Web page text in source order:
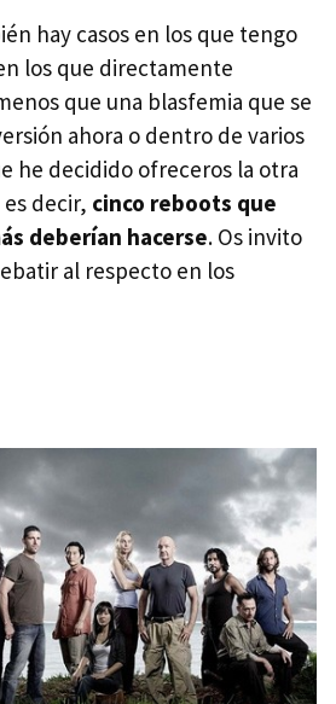
hay casos en los que tengo
los que directamente
que una blasfemia que se
ahora o dentro de varios
he decidido ofreceros la otra
decir, cinco reboots que
deberían hacerse. Os invito
al respecto en los